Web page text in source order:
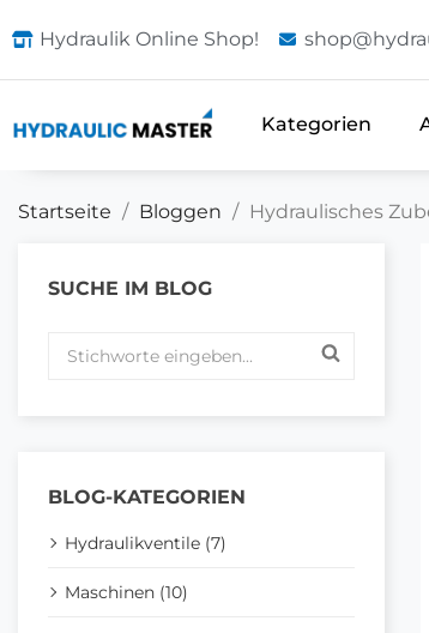
Hydraulik Online Shop!
Kategorien
Startseite Bloggen Hydraulisches
SUCHE IM BLOG
BLOG-KATEGORIEN
Hydraulikventile (7)
Maschinen (10)